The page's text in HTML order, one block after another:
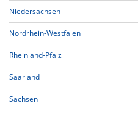
Niedersachsen
Nordrhein-Westfalen
Rheinland-Pfalz
Saarland
Sachsen